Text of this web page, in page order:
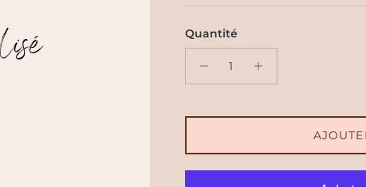
Quantité